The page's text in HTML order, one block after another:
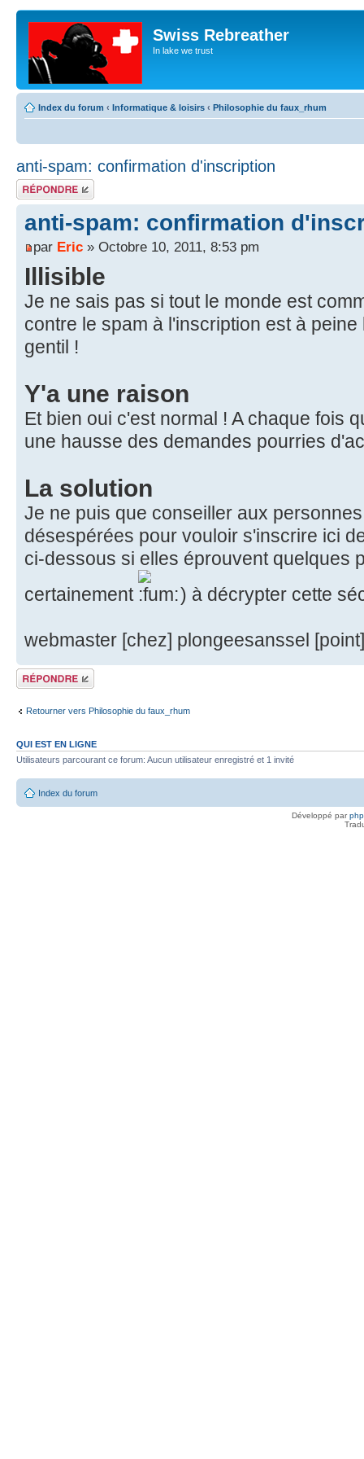
Swiss Rebreather
In lake we trust
Index du forum ‹ Informatique & loisirs ‹ Philosophie du faux_rhum
anti-spam: confirmation d'inscription
Répondre
anti-spam: confirmation
par Eric » Octobre 10, 2011, 8:53 pm
Illisible
Je ne sais pas si tout le monde est
contre le spam à l'inscription est à
gentil !
Y'a une raison
Et bien oui c'est normal ! A chaque fois
une hausse des demandes pourries
La solution
Je ne puis que conseiller aux
désespérées pour vouloir s'inscrire ici
ci-dessous si elles éprouvent quelques
certainement
) à décrypter cette
webmaster [chez] plongeesanssel
Répondre
Retourner vers Philosophie du faux_rhum
QUI EST EN LIGNE
Utilisateurs parcourant ce forum: Aucun utilisateur enregistré et 1 invité
Index du forum
Développé par